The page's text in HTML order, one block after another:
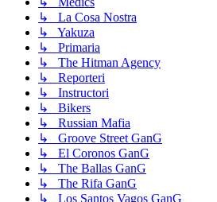
↳ La Cosa Nostra
↳ Yakuza
↳ Primaria
↳ The Hitman Agency
↳ Reporteri
↳ Instructori
↳ Bikers
↳ Russian Mafia
↳ Groove Street GanG
↳ El Coronos GanG
↳ The Ballas GanG
↳ The Rifa GanG
↳ Los Santos Vagos GanG